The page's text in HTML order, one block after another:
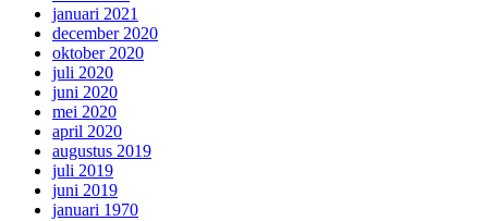
januari 2021
december 2020
oktober 2020
juli 2020
juni 2020
mei 2020
april 2020
augustus 2019
juli 2019
juni 2019
januari 1970